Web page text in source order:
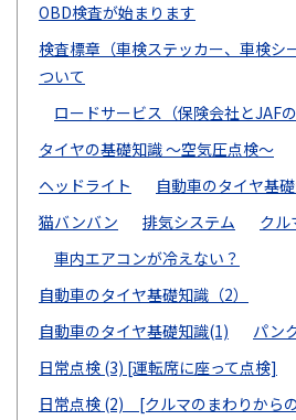
OBD検査が始まります
検査標章（車検ステッカー、車検シ
ついて
ロードサービス（保険会社とJAFの
タイヤの基礎知識 ～空気圧点検～
ヘッドライト
自動車のタイヤ基礎
猫バンバン
排気システム
クル
車内エアコンが冷えない？
自動車のタイヤ基礎知識（2）
自動車のタイヤ基礎知識(1)
パン
日常点検 (3) [運転席に座って点検]
日常点検 (2) [クルマのまわりから